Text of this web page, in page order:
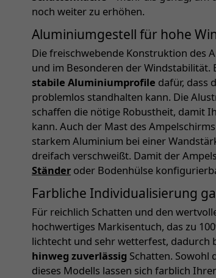
noch weiter zu erhöhen.
Aluminiumgestell für hohe
Die freischwebende Konstruktion des
und im Besonderen der
stabile Aluminiumprofile dafür, dass
problemlos standhalten kann. Die
schaffen die nötige Robustheit, damit
kann. Auch der Mast des
starkem Aluminium bei einer
dreifach verschweißt. Damit der
Ständer oder Bodenhülse
Farbliche Individualisierung
Für reichlich Schatten und den
hochwertiges Markisentuch, das zu
lichtecht und sehr wetterfest, dadurch
hinweg zuverlässig Schatten. Sowohl
dieses Modells lassen sich farblich